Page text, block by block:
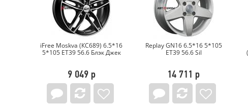
Replay GN16 6.5*16 5*105
ET39 56.6 Sil
14 711 р
КиК Палермо-оригинал
(КС607) 6.5*16 5*105 ET39
11 091 р